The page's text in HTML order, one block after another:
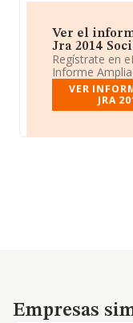
Ver el
Jra 2014
Regístrate en
Informe
VER
JRA
Empresas similares
Empresas